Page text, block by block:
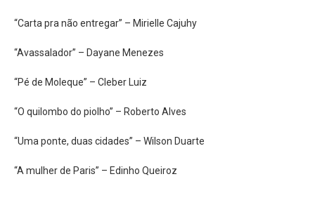
“Carta pra não entregar” – Mirielle Cajuhy
“Avassalador” – Dayane Menezes
“Pé de Moleque” – Cleber Luiz
“O quilombo do piolho” – Roberto Alves
“Uma ponte, duas cidades” – Wilson Duarte
“A mulher de Paris” – Edinho Queiroz